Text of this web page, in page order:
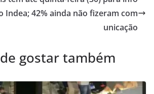
Indea; 42% ainda não fizeram com
unicação
gostar também